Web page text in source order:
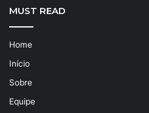
MUST READ
Home
Início
Sobre
Equipe